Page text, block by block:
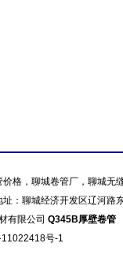
价格 ， 聊城卷管厂 ， 聊城无
：聊城经济开发区辽河路
有限公司 Q345B厚壁卷管
号-1